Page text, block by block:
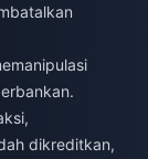
dikreditkan,